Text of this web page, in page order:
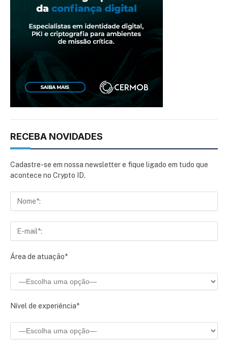
RECEBA NOVIDADES
Cadastre-se em nossa newsletter e fique ligado em tudo que
acontece no Crypto ID.
Área de atuação*
Nível de experiência*